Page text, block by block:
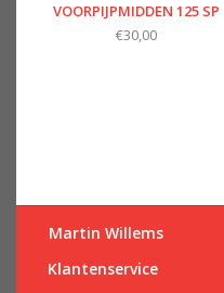
VOORPIJPMIDDEN 125 SP
€30,00
Martin Willems
Klantenservice